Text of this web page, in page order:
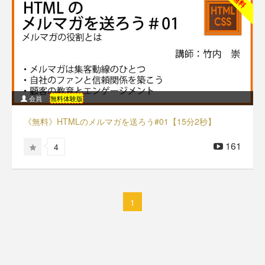
会員 無料体験版
《無料》HTMLのメルマガを送ろう#01【15分2秒】
4 161
1